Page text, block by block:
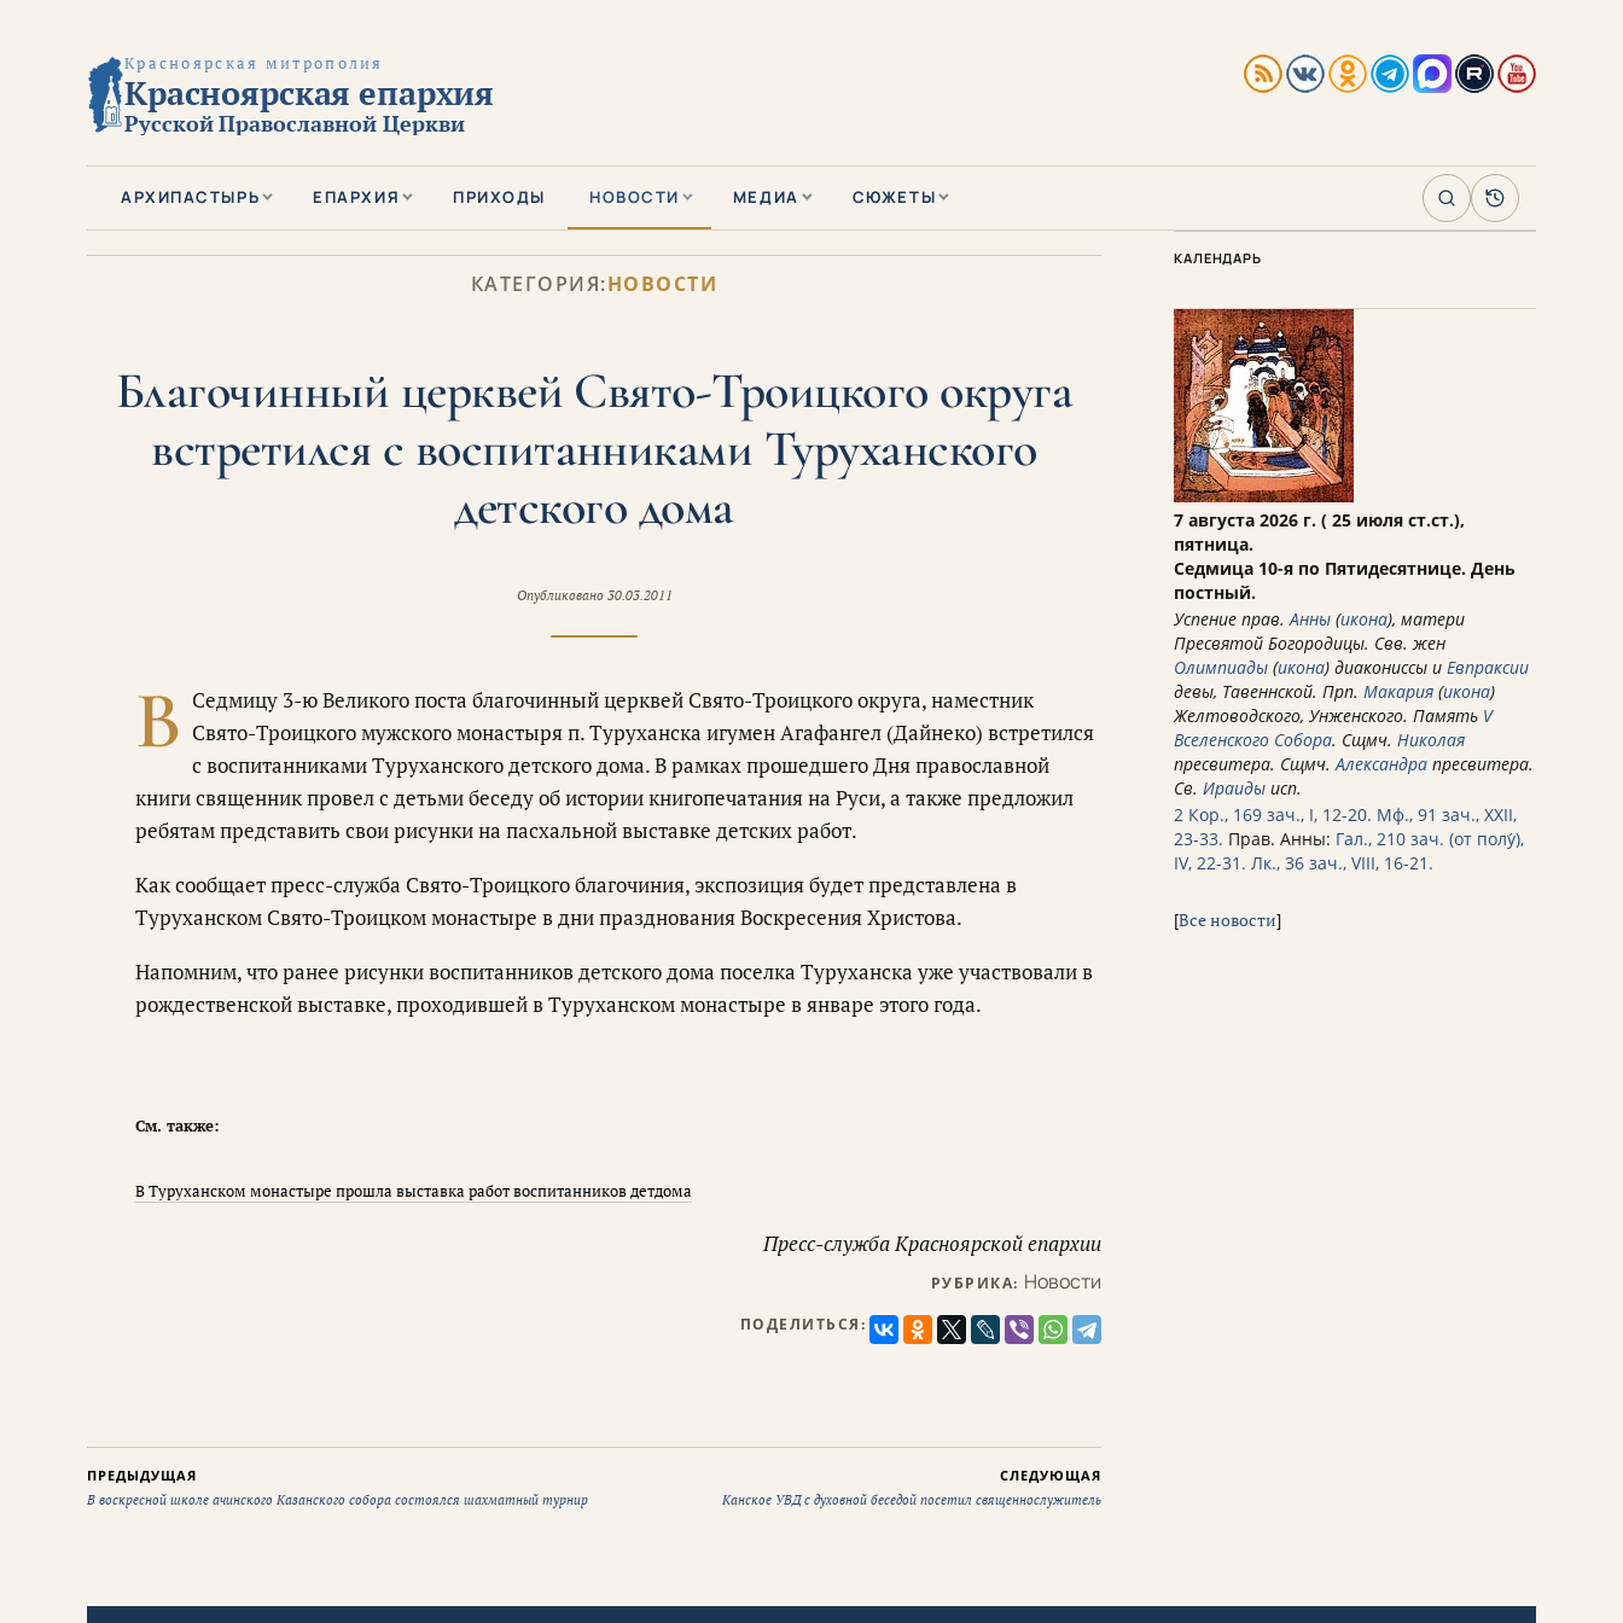
Красноярская митрополия
Красноярская епархия
Русской Православной Церкви
АРХИПАСТЫРЬ ЕПАРХИЯ ПРИХОДЫ НОВОСТИ МЕДИА СЮЖЕТЫ ПоискАрхив
КАТЕГОРИЯ:НОВОСТИ
Благочинный церквей Свято-Троицкого округа
встретился с воспитанниками Туруханского
детского дома
Опубликовано 30.03.2011
В Седмицу 3-ю Великого поста благочинный церквей Свято-Троицкого округа, наместник
Свято-Троицкого мужского монастыря п. Туруханска игумен Агафангел (Дайнеко) встретился
с воспитанниками Туруханского детского дома. В рамках прошедшего Дня православной
книги священник провел с детьми беседу об истории книгопечатания на Руси, а также предложил
ребятам представить свои рисунки на пасхальной выставке детских работ.
Как сообщает пресс-служба Свято-Троицкого благочиния, экспозиция будет представлена в
Туруханском Свято-Троицком монастыре в дни празднования Воскресения Христова.
Напомним, что ранее рисунки воспитанников детского дома поселка Туруханска уже участвовали в
рождественской выставке, проходившей в Туруханском монастыре в январе этого года.
См. также:
В Туруханском монастыре прошла выставка работ воспитанников детдома
Пресс-служба Красноярской епархии
РУБРИКА: Новости
ПОДЕЛИТЬСЯ:
ПРЕДЫДУЩАЯ
В воскресной школе ачинского Казанского собора состоялся шахматный турнир
СЛЕДУЮЩАЯ
Канское УВД с духовной беседой посетил священнослужитель
КАЛЕНДАРЬ
7 августа 2026 г. ( 25 июля ст.ст.),
пятница.
Седмица 10-я по Пятидесятнице. День
постный.
Успение прав.Анны (икона), матери
Пресвятой Богородицы. Свв. жен
Олимпиады (икона) диакониссы и Евпраксии
девы, Тавеннской. Прп. Макария (икона)
Желтоводского, Унженского. Память V
Вселенского Собора. Сщмч. Николая
пресвитера. Сщмч.Александра пресвитера.
Св. Ираиды исп.
2 Кор., 169 зач., I, 12-20. Мф., 91 зач., XXII,
23-33. Прав. Анны: Гал., 210 зач. (от полу́),
IV, 22-31. Лк., 36 зач., VIII, 16-21.
[Все новости]